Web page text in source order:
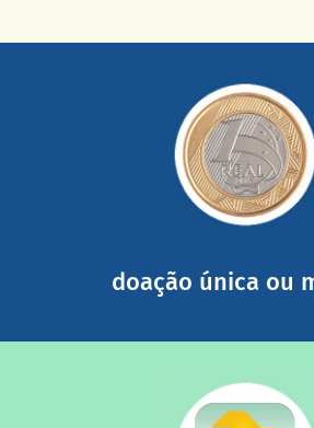
doação única ou
mail mostrando tudo o que fizemos
somada a de outras
saiba mais